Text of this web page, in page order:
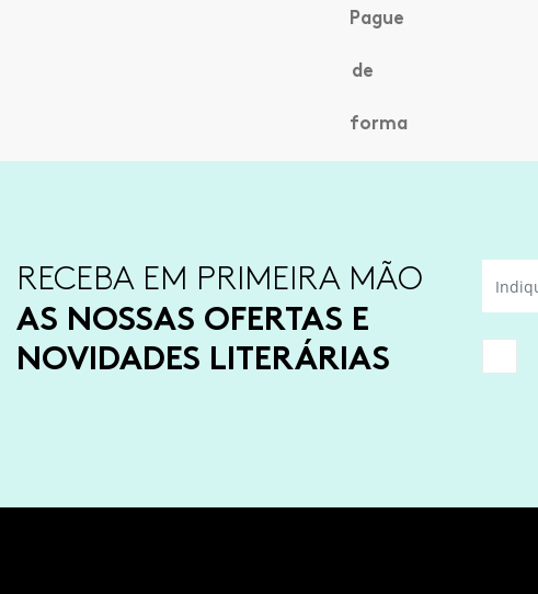
RECEBA EM PRIMEIRA MÃO
AS NOSSAS OFERTAS E
NOVIDADES LITERÁRIAS